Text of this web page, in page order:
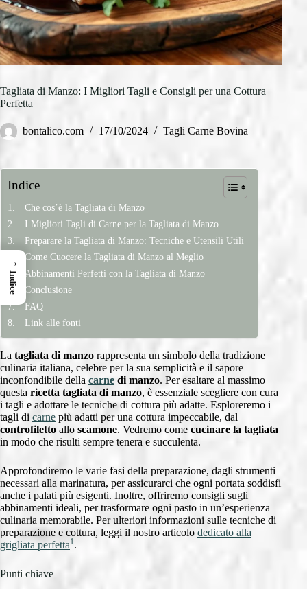
Tagliata di Manzo: I Migliori Tagli e Consigli per una Cottura
Perfetta
bontalico.com 17/10/2024 Tagli Carne Bovina
Indice
Che cos’è la Tagliata di Manzo
I Migliori Tagli di Carne per la Tagliata di Manzo
Preparare la Tagliata di Manzo: Tecniche e Utensili Utili
Come Cuocere la Tagliata di Manzo al Meglio
Abbinamenti Perfetti con la Tagliata di Manzo
Conclusione
FAQ
Link alle fonti
La tagliata di manzo rappresenta un simbolo della tradizione
culinaria italiana, celebre per la sua semplicità e il sapore
inconfondibile della carne di manzo. Per esaltare al massimo
questa ricetta tagliata di manzo, è essenziale scegliere con cura
i tagli e adottare le tecniche di cottura più adatte. Esploreremo i
tagli di carne più adatti per una cottura impeccabile, dal
controfiletto allo scamone. Vedremo come cucinare la tagliata
in modo che risulti sempre tenera e succulenta.
Approfondiremo le varie fasi della preparazione, dagli strumenti
necessari alla marinatura, per assicurarci che ogni portata soddisfi
anche i palati più esigenti. Inoltre, offriremo consigli sugli
abbinamenti ideali, per trasformare ogni pasto in un’esperienza
culinaria memorabile. Per ulteriori informazioni sulle tecniche di
preparazione e cottura, leggi il nostro articolo dedicato alla
grigliata perfetta1.
Punti chiave
→
Indice